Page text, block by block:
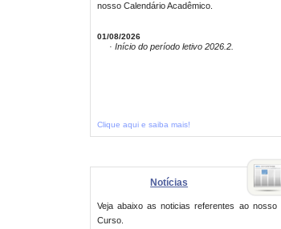
nosso Calendário Acadêmico.
01/08/2026
· Início do período letivo 2026.2.
Clique aqui e saiba mais!
Notícias
Veja abaixo as noticias referentes ao nosso
Curso.